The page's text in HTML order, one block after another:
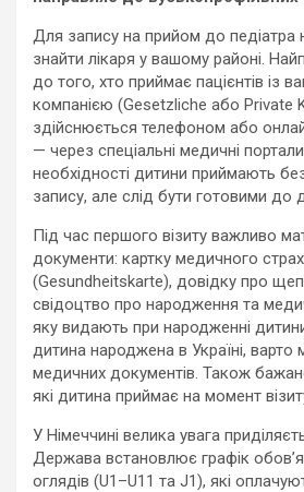
Для запису на прийом до педіатра
знайти лікаря у вашому районі.
до того, хто приймає пацієнтів із
компанією (Gesetzliche або Private
здійснюється телефоном або
— через спеціальні медичні
необхідності дитини приймають
запису, але слід бути готовими до
Під час першого візиту важливо
документи: картку медичного
(Gesundheitskarte), довідку про
свідоцтво про народження та
яку видають при народженні
дитина народжена в Україні, варто
медичних документів. Також
які дитина приймає на момент
У Німеччині велика увага
Держава встановлює графік
оглядів (U1–U11 та J1), які